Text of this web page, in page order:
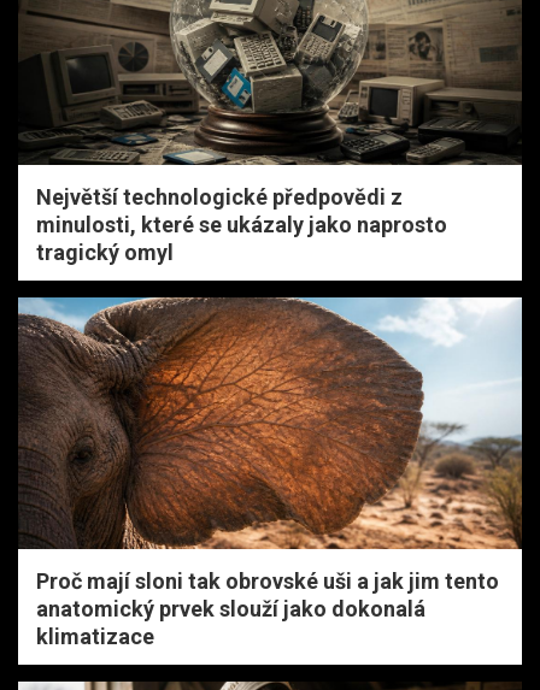
Největší technologické předpovědi z
minulosti, které se ukázaly jako naprosto
tragický omyl
Proč mají sloni tak obrovské uši a jak jim tento
anatomický prvek slouží jako dokonalá
klimatizace